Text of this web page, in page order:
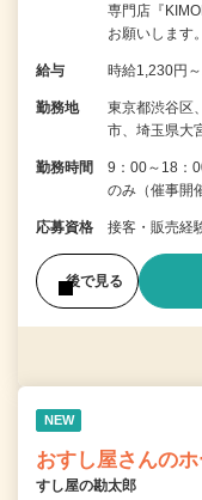
専門店『
お願いします
給与 時給1,230円
勤務地
東京都渋谷区
市、埼玉県大
勤務時間
9：00～18：
のみ（催事開
応募資格 接客・販売経
後で見る
NEW
おすし屋さんの
すし屋の勘太郎